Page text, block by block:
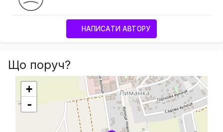
НАПИСАТИ АВТОРУ
Що поруч?
+
-